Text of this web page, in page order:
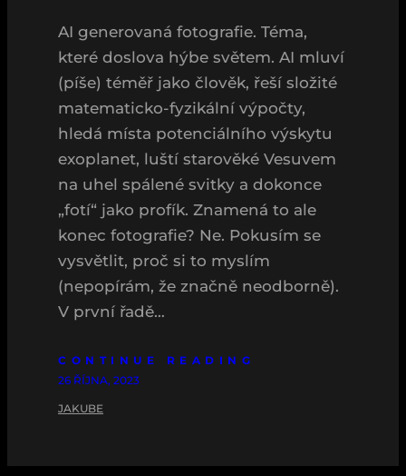
AI generovaná fotografie. Téma,
které doslova hýbe světem. AI mluví
(píše) téměř jako člověk, řeší složité
matematicko-fyzikální výpočty,
hledá místa potenciálního výskytu
exoplanet, luští starověké Vesuvem
na uhel spálené svitky a dokonce
„fotí“ jako profík. Znamená to ale
konec fotografie? Ne. Pokusím se
vysvětlit, proč si to myslím
(nepopírám, že značně neodborně).
V první řadě…
CONTINUE READING
26 ŘÍJNA, 2023
JAKUBE